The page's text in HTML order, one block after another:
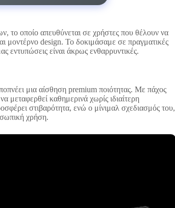
το οποίο απευθύνεται σε χρήστες που θέλουν να
μοντέρνο design. Το δοκιμάσαμε σε πραγματικές
εντυπώσεις είναι άκρως ενθαρρυντικές.
μια αίσθηση premium ποιότητας. Με πάχος
μεταφερθεί καθημερινά χωρίς ιδιαίτερη
στιβαρότητα, ενώ ο μίνιμαλ σχεδιασμός του,
χρήση.